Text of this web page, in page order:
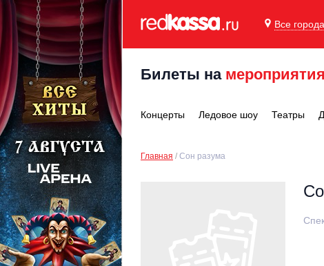
Все города
Билеты на мероприятия
Концерты Ледовое шоу Театры
Главная Сон разума